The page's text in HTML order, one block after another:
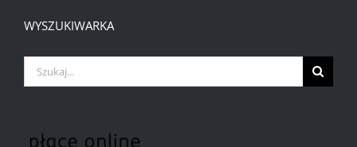
WYSZUKIWARKA
Szukaj